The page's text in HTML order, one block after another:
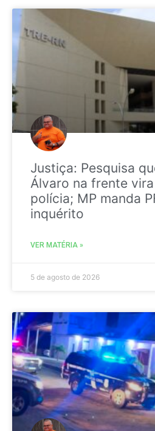
Justiça: Pesquisa
Álvaro na frente
polícia; MP manda
inquérito
VER MATÉRIA »
5 de agosto de 2026